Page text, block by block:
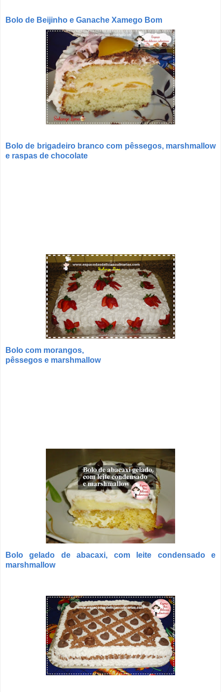
Bolo de Beijinho e Ganache Xamego Bom
Bolo de brigadeiro branco com pêssegos, marshmallow
e raspas de chocolate
Bolo com morangos,
pêssegos e marshmallow
Bolo gelado de abacaxi, com leite condensado e
marshmallow